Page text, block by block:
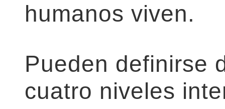
humanos viven.
Pueden definirse
cuatro niveles